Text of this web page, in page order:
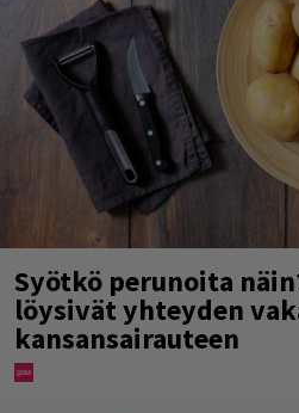
Syötkö perunoita
löysivät yhteyden
kansansairauteen